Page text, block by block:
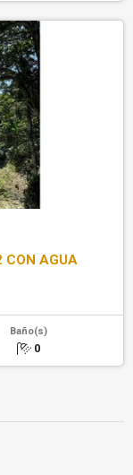
CON AGUA
Baño(s)
0